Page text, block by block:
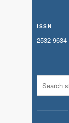
ISSN
2532-9634